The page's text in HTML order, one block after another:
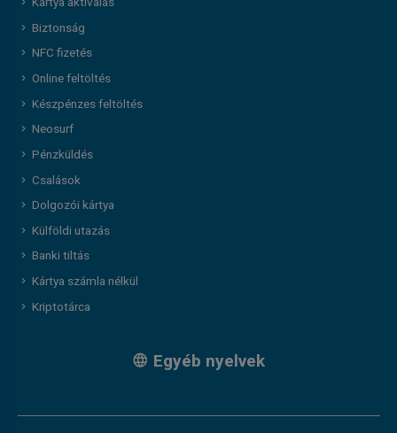
Biztonság
NFC fizetés
Online feltöltés
Készpénzes feltöltés
Neosurf
Pénzküldés
Csalások
Dolgozói kártya
Külföldi utazás
Banki tiltás
Kártya számla nélkül
Kriptotárca
Egyéb nyelvek